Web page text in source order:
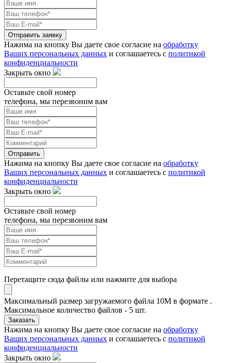
Отправить заявку
Нажима на кнопку Вы даете свое согласие на обработку
Ваших персональных данных и соглашаетесь с политикой
конфиденциальности
Закрыть окно
Оставьте свой номер
телефона, мы перезвоним вам
Отправить
Нажима на кнопку Вы даете свое согласие на обработку
Ваших персональных данных и соглашаетесь с политикой
конфиденциальности
Закрыть окно
Оставьте свой номер
телефона, мы перезвоним вам
Перетащите сюда файлы или нажмите для выбора
Максимальный размер загружаемого файла 10M в формате .
Максимальное количество файлов - 5 шт.
Заказать
Нажима на кнопку Вы даете свое согласие на обработку
Ваших персональных данных и соглашаетесь с политикой
конфиденциальности
Закрыть окно